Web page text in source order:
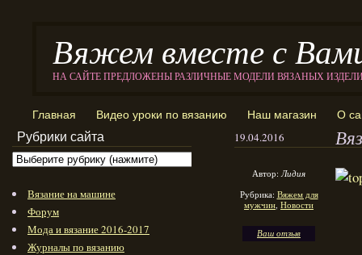
Вяжем вместе с
НА САЙТЕ ПРЕДЛОЖЕНЫ РАЗЛИЧНЫЕ МОДЕЛИ ВЯЗАНЫХ
Главная Видео уроки по вязанию Наш магазин О
19.04.2016
Автор:Лидия
Рубрика: Вяжем для
мужчин, Новости
Ваш отзыв
Рубрики сайта
Вязание на машине
Форум
Мода и вязание 2016-2017
Журналы по вязанию